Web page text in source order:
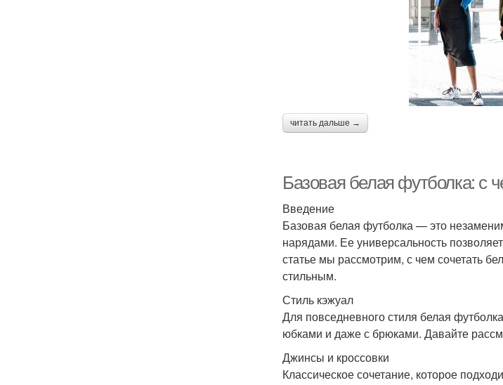
читать дальше →
Базовая белая футболка: с
Введение
Базовая белая футболка — это
нарядами. Ее универсальность
статье мы рассмотрим, с чем сочетать
стильным.
Стиль кэжуал
Для повседневного стиля белая
юбками и даже с брюками. Давайте
Джинсы и кроссовки
Классическое сочетание, которое